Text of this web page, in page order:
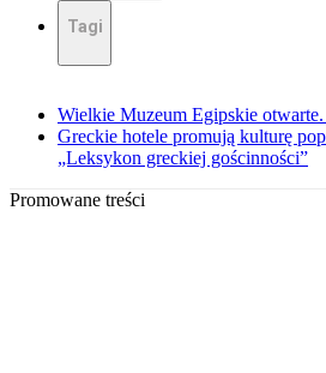
Tagi
Wielkie Muzeum Egipskie
Greckie hotele promują kulturę
„Leksykon greckiej gościnności”
Promowane treści